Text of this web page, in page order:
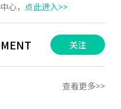
心， 点此进入>>
关注
查看更多>>